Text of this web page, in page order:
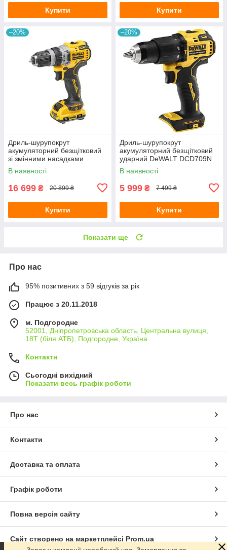
Купити Купити
–20%
Дриль-шурупокрут
акумуляторний безщітковий
зі змінними насадками
DeWALT DCD703L2T
В наявності
16 699 ₴ 20 899 ₴
Купити
–20%
Дриль-шурупокрут
акумуляторний безщітковий
ударний DeWALT DCD709N
В наявності
5 999 ₴ 7 499 ₴
Купити
Показати ще
Про нас
95% позитивних з 59 відгуків за рік
Працює з 20.11.2018
м. Подгородне
52001, Дніпропетровська область, Центральна вулиця,
18Т (біля АТБ), Подгородне, Україна
Контакти
Сьогодні вихідний
Показати весь графік роботи
Про нас
Контакти
Доставка та оплата
Графік роботи
Повна версія сайту
Сайт створено на маркетплейсі Prom.ua